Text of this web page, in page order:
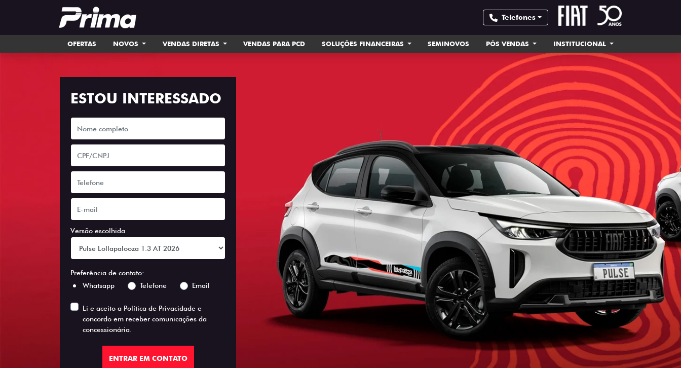
Telefones
OFERTAS NOVOS VENDAS DIRETAS VENDAS PARA PCD SOLUÇÕES FINANCEIRAS SEMINOVOS PÓS VENDAS INSTITUCIONAL
ESTOU INTERESSADO
Versão escolhida
Preferência de contato:
Whatsapp
Telefone Email
Li e aceito a Política de Privacidade e
concordo em receber comunicações da
concessionária.
ENTRAR EM CONTATO